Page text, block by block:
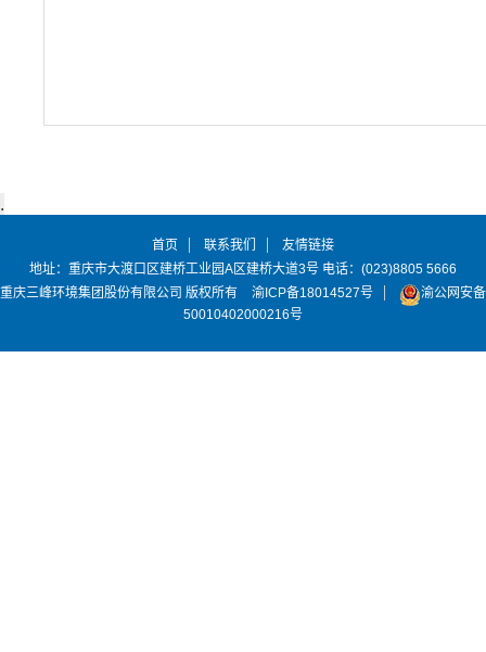
首页 联系我们
友情链接
地址：重庆市大渡口区建桥工业园A区建桥大道3号 电话：(023)8805 5666
重庆三峰环境集团股份有限公司 版权所有
渝ICP备18014527号
渝公网安备
50010402000216号